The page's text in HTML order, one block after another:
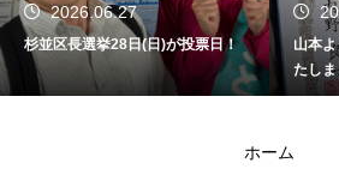
2026.06.27
杉並区長選挙28日(日)が投票日！
山本
たしま
ホーム